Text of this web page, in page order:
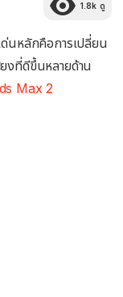
1.8k ดู
นหลักคือการเปลี่ยน
งที่ดีขึ้นหลายด้าน
Max 2